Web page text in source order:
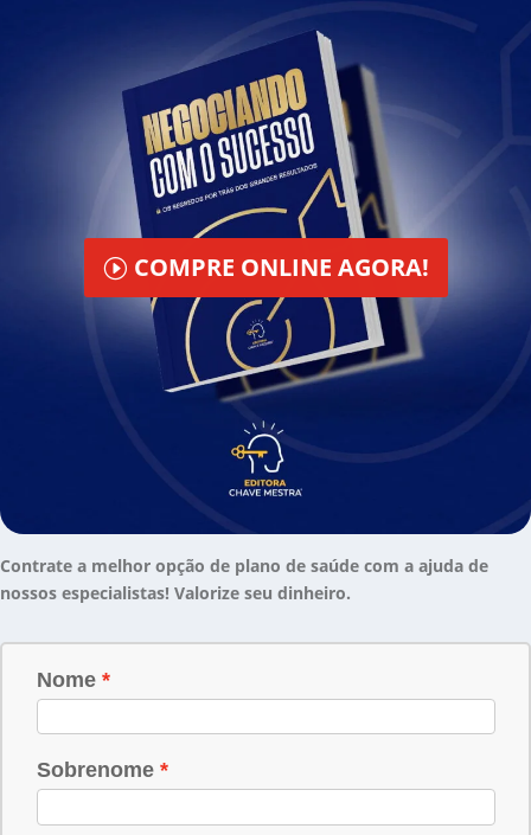
COMPRE ONLINE AGORA!
Contrate a melhor opção de plano de saúde com a ajuda de
nossos especialistas! Valorize seu dinheiro.